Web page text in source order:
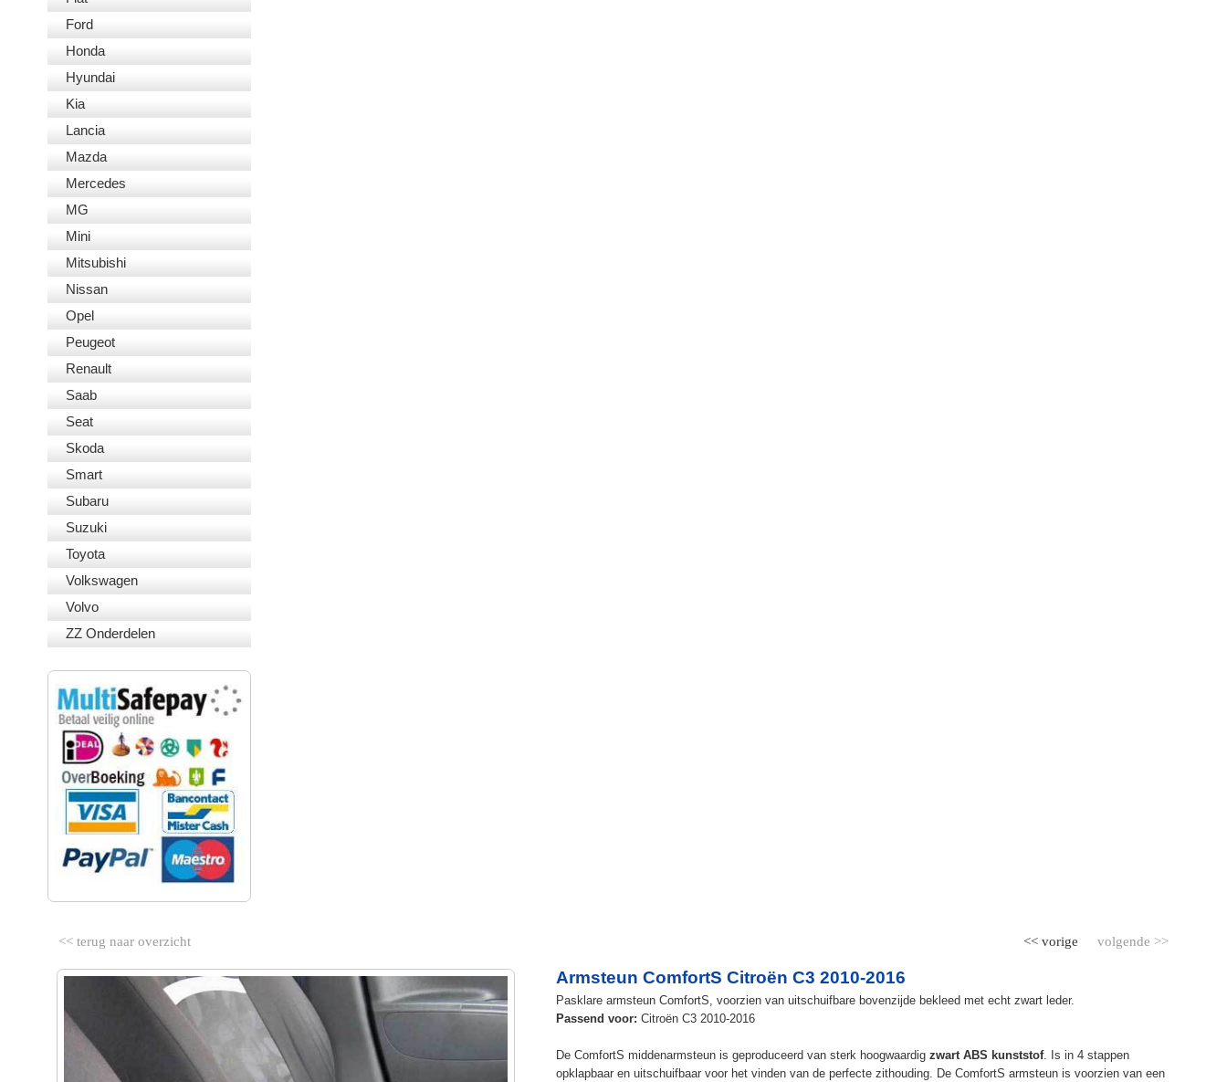
Ford
Honda
Hyundai
Kia
Lancia
Mazda
Mercedes
MG
Mini
Mitsubishi
Nissan
Opel
Peugeot
Renault
Saab
Seat
Skoda
Smart
Subaru
Suzuki
Toyota
Volkswagen
Volvo
ZZ Onderdelen
<< terug naar overzicht volgende >>
<< vorige
Armsteun ComfortS Citroën C3 2010-2016
Pasklare armsteun ComfortS, voorzien van uitschuifbare bovenzijde bekleed met echt zwart leder.
Passend voor: Citroën C3 2010-2016
De ComfortS middenarmsteun is geproduceerd van sterk hoogwaardig zwart ABS kunststof. Is in 4 stappen
opklapbaar en uitschuifbaar voor het vinden van de perfecte zithouding. De ComfortS armsteun is voorzien van een